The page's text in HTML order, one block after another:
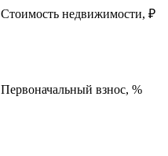
Стоимость недвижимости, ₽
Первоначальный взнос, %